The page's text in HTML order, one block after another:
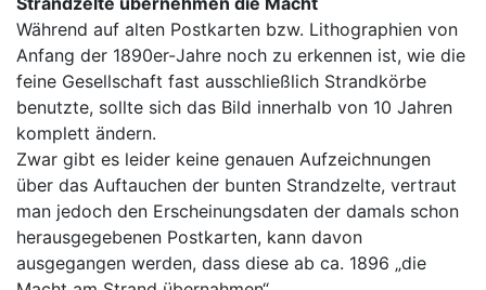
Während auf alten Postkarten bzw. Lithographien von
Anfang der 1890er-Jahre noch zu erkennen ist, wie die
feine Gesellschaft fast ausschließlich Strandkörbe
benutzte, sollte sich das Bild innerhalb von 10 Jahren
komplett ändern.
Zwar gibt es leider keine genauen Aufzeichnungen
über das Auftauchen der bunten Strandzelte, vertraut
man jedoch den Erscheinungsdaten der damals schon
herausgegebenen Postkarten, kann davon
ausgegangen werden, dass diese ab ca. 1896 „die